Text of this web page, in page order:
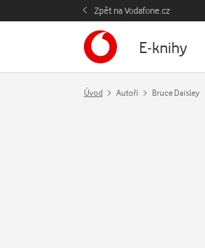
Zpět na Vodafone.cz
E-knihy
Úvod Autoři Bruce Daisley